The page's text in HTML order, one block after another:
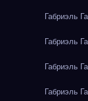
Габриэль
Габриэль
Габриэль
Габриэль